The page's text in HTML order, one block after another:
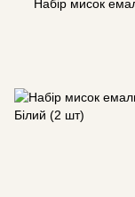
Набір мисок